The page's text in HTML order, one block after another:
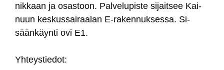
nik­kaan ja osas­toon. Pal­ve­lu­pis­te si­jait­see Kai­
nuun kes­kus­sai­raa­lan E-ra­ken­nuk­ses­sa. Si­
sään­käyn­ti ovi E1.
Yh­teys­tie­dot: